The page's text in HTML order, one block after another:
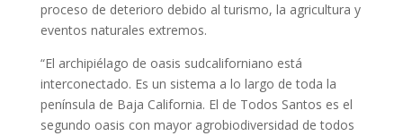
proceso de deterioro debido al turismo, la agricultura y
eventos naturales extremos.
“El archipiélago de oasis sudcaliforniano está
interconectado. Es un sistema a lo largo de toda la
península de Baja California. El de Todos Santos es el
segundo oasis con mayor agrobiodiversidad de todos